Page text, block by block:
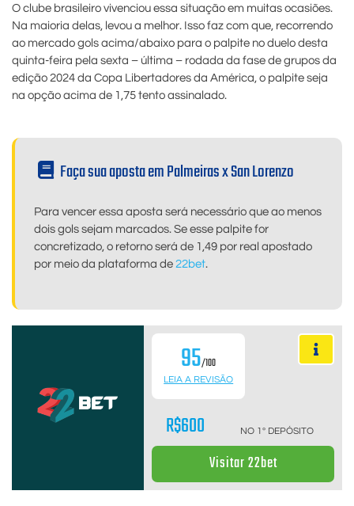
O clube brasileiro vivenciou essa situação em muitas ocasiões.
Na maioria delas, levou a melhor. Isso faz com que, recorrendo
ao mercado gols acima/abaixo para o palpite no duelo desta
quinta-feira pela sexta – última – rodada da fase de grupos da
edição 2024 da Copa Libertadores da América, o palpite seja
na opção acima de 1,75 tento assinalado.
Faça sua aposta em Palmeiras x San Lorenzo
Para vencer essa aposta será necessário que ao menos
dois gols sejam marcados. Se esse palpite for
concretizado, o retorno será de 1,49 por real apostado
por meio da plataforma de 22bet.
95/100
LEIA A REVISÃO
R$600 NO 1º DEPÓSITO
Visitar 22bet